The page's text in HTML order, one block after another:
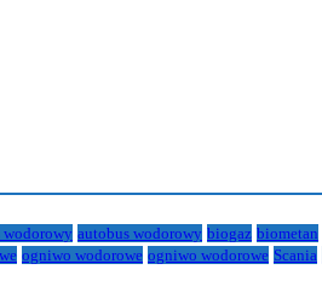
wodorowy autobus wodorowy biogaz biometan
ogniwo wodorowe ogniwo wodorowe Scania